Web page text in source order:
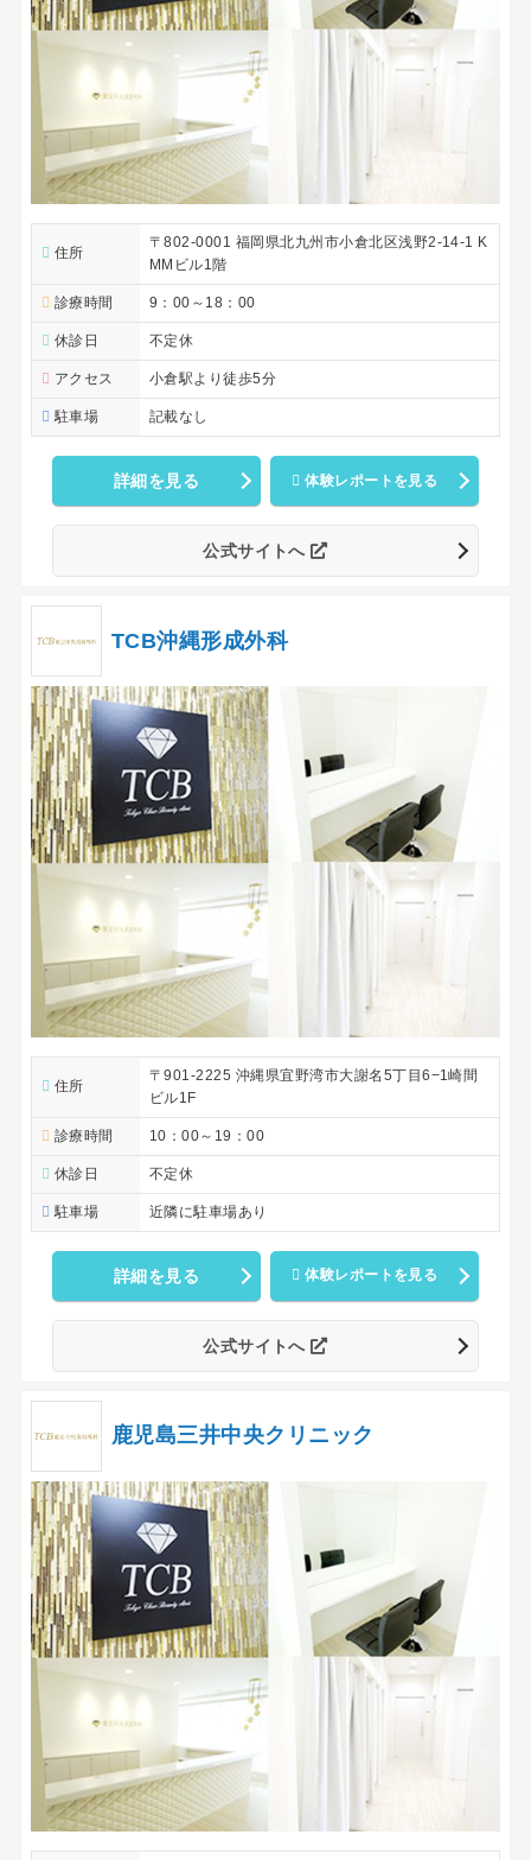
住所
〒802-0001 福岡県北九州市小倉北区浅野2-14-1 K
MMビル1階
診療時間 9：00～18：00
休診日 不定休
アクセス 小倉駅より徒歩5分
駐車場 記載なし
詳細を見る 体験レポートを見る
公式サイトへ
TCB沖縄形成外科
住所
〒901-2225 沖縄県宜野湾市大謝名5丁目6−1崎間
ビル1F
診療時間 10：00～19：00
休診日 不定休
駐車場 近隣に駐車場あり
詳細を見る 体験レポートを見る
公式サイトへ
鹿児島三井中央クリニック